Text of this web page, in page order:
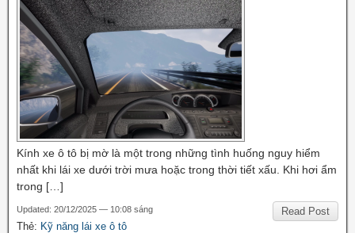
Kính xe ô tô bị mờ là một trong những tình huống nguy hiểm
nhất khi lái xe dưới trời mưa hoặc trong thời tiết xấu. Khi hơi ẩm
trong […]
Read Post
Updated: 20/12/2025 — 10:08 sáng
Thẻ: Kỹ năng lái xe ô tô